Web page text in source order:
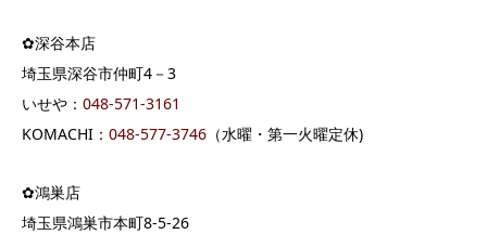
✿深谷本店
埼玉県深谷市仲町4－3
いせや： 048-571-3161
KOMACHI： 048-577-3746 （水曜・第一火曜定休)
✿鴻巣店
埼玉県鴻巣市本町8-5-26